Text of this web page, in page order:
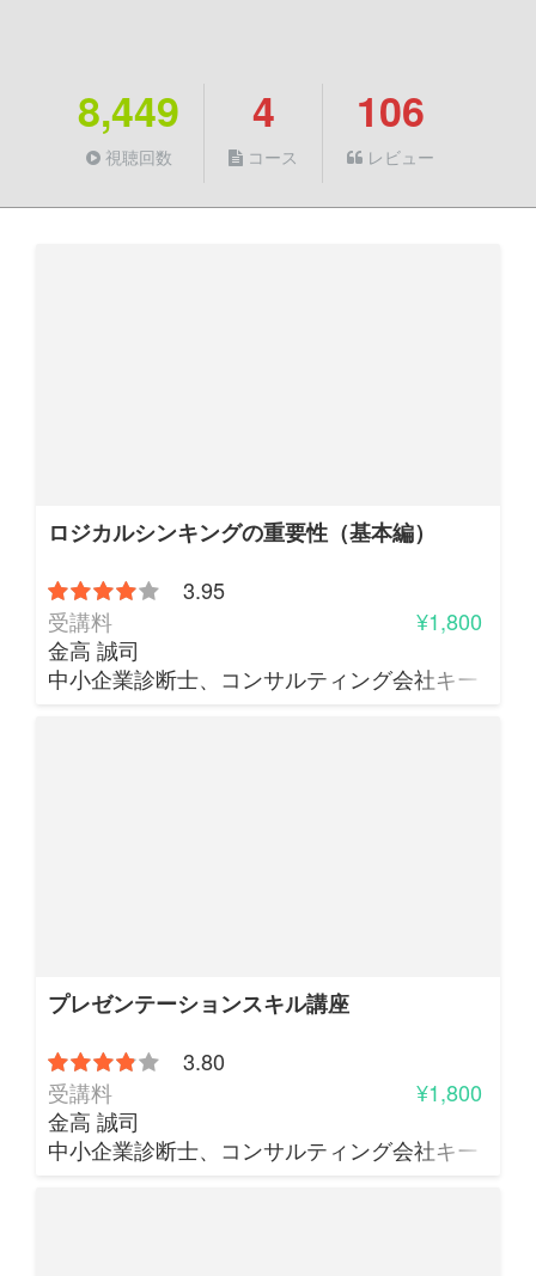
8,449
視聴回数
4
コース
106
レビュー
ロジカルシンキングの重要性（基本編）
3.95
受講料
¥1,800
金高 誠司
中小企業診断士、コンサルティング会社キー・ト
プレゼンテーションスキル講座
3.80
受講料
¥1,800
金高 誠司
中小企業診断士、コンサルティング会社キー・ト